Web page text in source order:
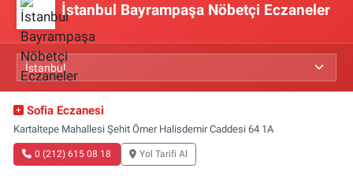
İstanbul Bayrampaşa Nöbetçi Eczaneler
Sofia Eczanesi
Kartaltepe Mahallesi Şehit Ömer Halisdemir Caddesi 64 1A
0 (212) 615 08 18 Yol Tarifi Al